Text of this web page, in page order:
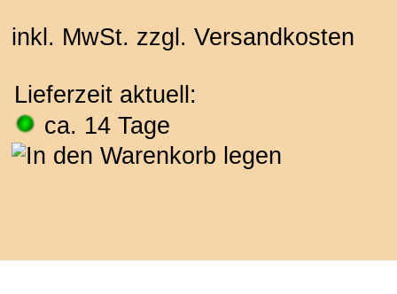
inkl. MwSt. zzgl. Versandkosten
Lieferzeit aktuell:
ca. 14 Tage